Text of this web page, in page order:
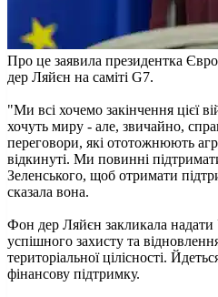
Про це заявила президентка
дер Ляйєн на саміті G7.
"Ми всі хочемо закінчення цієї
хочуть миру - але, звичайно,
переговори, які ототожнюють
відкинуті. Ми повинні
Зеленського, щоб отримати
сказала вона.
Фон дер Ляйєн закликала надати
успішного захисту та
територіальної цілісності.
фінансову підтримку.